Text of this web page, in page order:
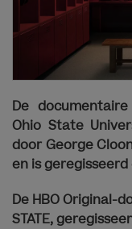
De
Ohio State
door George
en is
De HBO Original-
STATE,